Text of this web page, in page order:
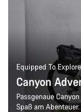
Equipped To Explore
Canyon
Passgenaue
Spaß am Abenteuer.